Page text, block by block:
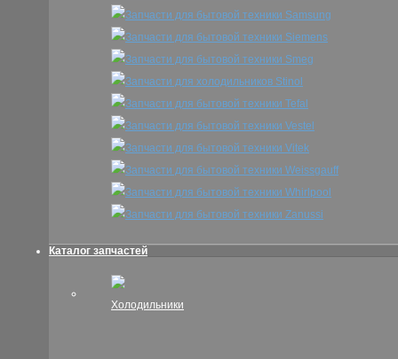
Каталог запчастей
Холодильники